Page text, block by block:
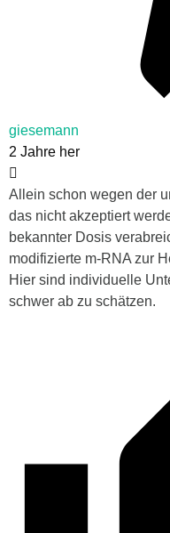
giesemann
2 Jahre her
Allein schon wegen der
das nicht akzeptiert
bekannter Dosis
modifizierte m-RNA zur
Hier sind individuelle
schwer ab zu schätzen.